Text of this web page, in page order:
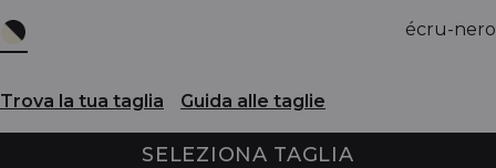
écru-nero
Trova la tua taglia Guida alle taglie
SELEZIONA TAGLIA